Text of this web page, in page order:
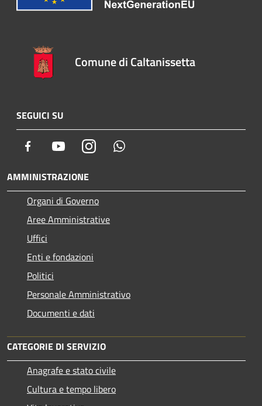
Comune di Caltanissetta
SEGUICI SU
Facebook YoutubeInstagram
AMMINISTRAZIONE
Organi di Governo
Aree Amministrative
Uffici
Enti e fondazioni
Politici
Personale Amministrativo
Documenti e dati
CATEGORIE DI SERVIZIO
Anagrafe e stato civile
Cultura e tempo libero